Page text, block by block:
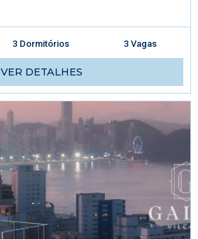
3 Dormitórios 3 Vagas
VER DETALHES